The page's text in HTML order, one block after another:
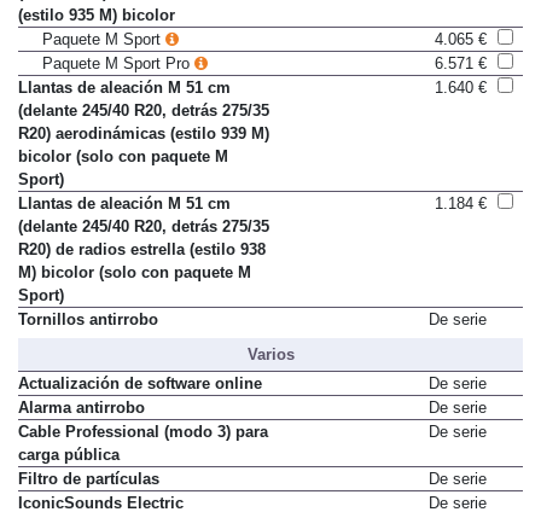
(245/45 R19) de radios dobles
(estilo 935 M) bicolor
Paquete M Sport
4.065 €
Paquete M Sport Pro
6.571 €
Llantas de aleación M 51 cm
(delante 245/40 R20, detrás 275/35
R20) aerodinámicas (estilo 939 M)
bicolor (solo con paquete M
Sport)
Llantas de aleación M 51 cm
(delante 245/40 R20, detrás 275/35
R20) de radios estrella (estilo 938
M) bicolor (solo con paquete M
Sport)
Varios
Actualización de software online
De serie
Alarma antirrobo
De serie
Cable Professional (modo 3) para
carga pública
Filtro de partículas
De serie